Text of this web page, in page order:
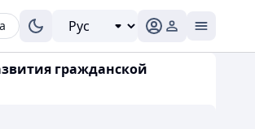
гражданской